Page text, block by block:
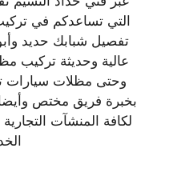
التي تساعدكم في
تفصيل شبابك حديد
عالية وحديثة تركيب
وحتى مظلات سيارات
بخبرة فريق مختص
لكافة المنشآت